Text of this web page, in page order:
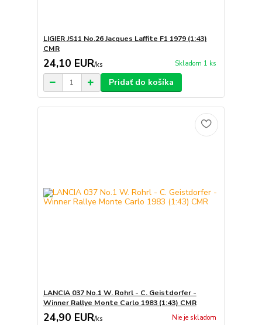
LIGIER JS11 No.26 Jacques Laffite F1 1979 (1:43)
CMR
24,10 EUR/ks Skladom 1 ks
Pridať do košíka
LANCIA 037 No.1 W. Rohrl - C. Geistdorfer -
Winner Rallye Monte Carlo 1983 (1:43) CMR
24,90 EUR/ks Nie je skladom